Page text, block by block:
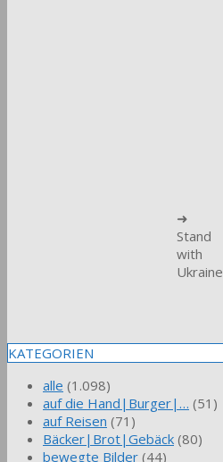
➜
Stand
with
Ukraine
KATEGORIEN
alle (1.098)
auf die Hand|Burger|… (51)
auf Reisen (71)
Bäcker|Brot|Gebäck (80)
bewegte Bilder (44)